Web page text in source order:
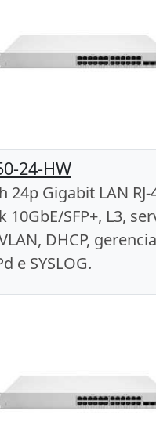
24-HW
24p Gigabit LAN RJ-
10GbE/SFP+, L3,
DHCP,
e SYSLOG.